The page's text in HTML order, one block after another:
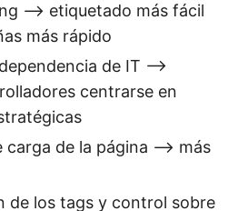
—> etiquetado más fácil
más rápido
de IT —>
centrarse en
carga de la página —> más
de los tags y control sobre